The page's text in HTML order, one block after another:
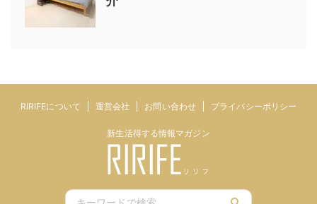
RIRIFEについて 運営会社 お問い合わせ プライバシーポリシー
新生活得する情報マガジン